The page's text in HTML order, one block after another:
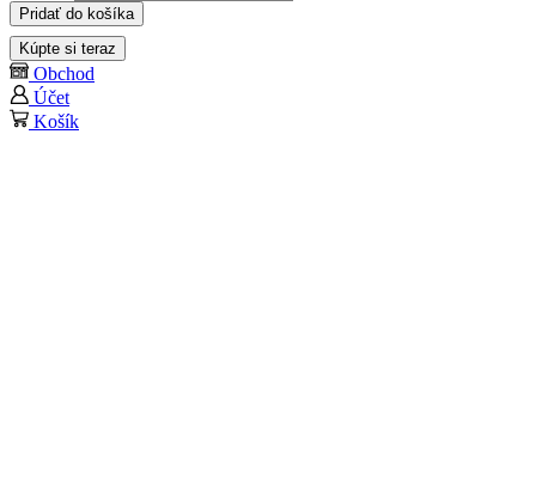
Pridať do košíka
Kúpte si teraz
Obchod
Účet
Košík